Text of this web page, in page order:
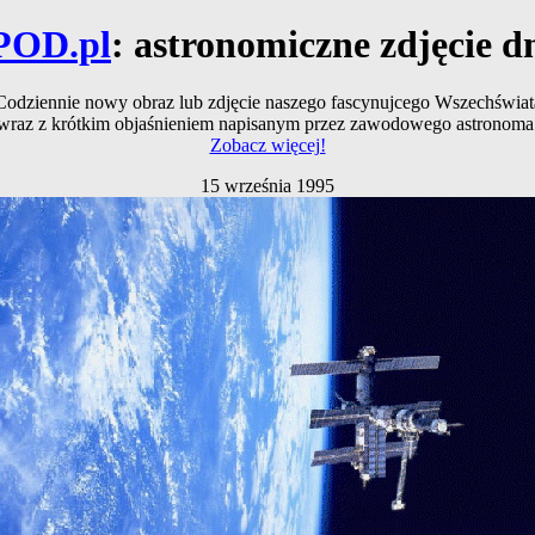
: astronomiczne zdjęcie
nowy obraz lub zdjęcie naszego fascynujcego
z krótkim objaśnieniem napisanym przez zawodowego
Zobacz więcej!
15 września 1995